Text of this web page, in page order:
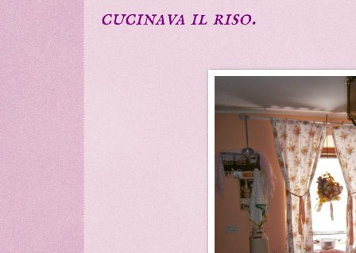
cucinava il riso.